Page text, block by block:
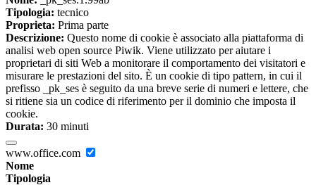
Tipologia: tecnico
Proprieta: Prima parte
Descrizione: Questo nome di cookie è associato alla piattaforma di
analisi web open source Piwik. Viene utilizzato per aiutare i
proprietari di siti Web a monitorare il comportamento dei visitatori e
misurare le prestazioni del sito. È un cookie di tipo pattern, in cui il
prefisso _pk_ses è seguito da una breve serie di numeri e lettere, che
si ritiene sia un codice di riferimento per il dominio che imposta il
cookie.
Durata: 30 minuti
www.office.com
Nome
Tipologia